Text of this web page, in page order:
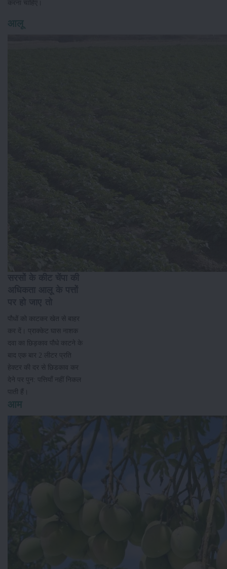
करना चाहिए।
आलू
पौधों को काटकर खेत से बाहर
कर दें। प्राक्केट घास नाशक
दवा का छिड़काव पौधे काटने के
बाद एक बार 2 लीटर प्रति
हेक्टर की दर से छिडकाव कर
देने पर पुन: पत्तियाँ नहीं निकल
पाती हैं।
आम